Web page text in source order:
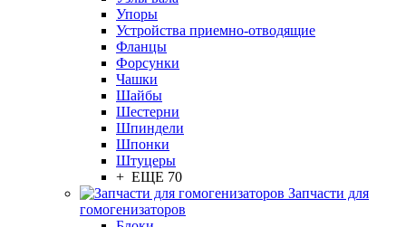
Упоры
Устройства приемно-отводящие
Фланцы
Форсунки
Чашки
Шайбы
Шестерни
Шпиндели
Шпонки
Штуцеры
+ ЕЩЕ 70
Запчасти для
гомогенизаторов